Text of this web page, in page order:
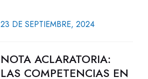
23 DE SEPTIEMBRE, 2024
NOTA ACLARATORIA:
LAS COMPETENCIAS EN